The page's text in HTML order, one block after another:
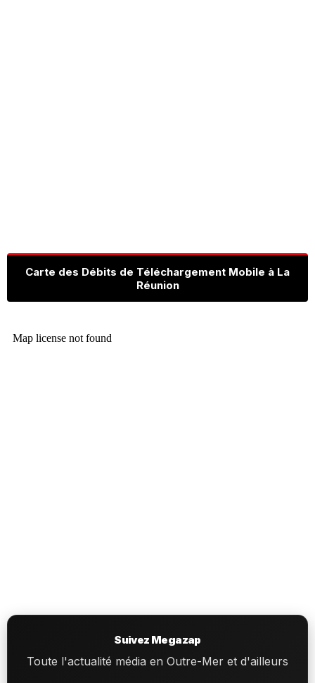
Carte des Débits de Téléchargement Mobile à La
Réunion
Suivez Megazap
Toute l'actualité média en Outre-Mer et d'ailleurs